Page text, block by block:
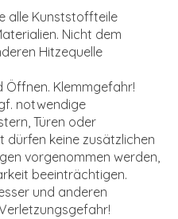
alle Kunststoffteile
Nicht dem
Hitzequelle
Öffnen. Klemmgefahr!
notwendige
Türen oder
dürfen keine zusätzlichen
vorgenommen werden,
beeinträchtigen.
und anderen